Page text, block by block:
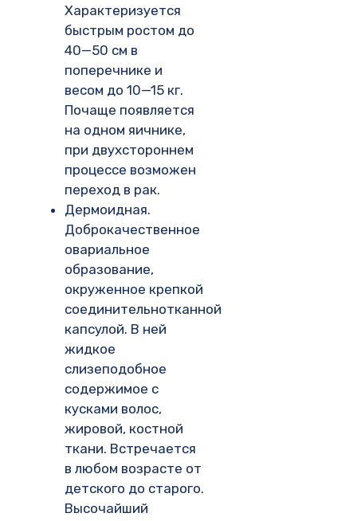
Характеризуется
быстрым ростом до
40—50 см в
поперечнике и
весом до 10—15 кг.
Почаще появляется
на одном яичнике,
при двухстороннем
процессе возможен
переход в рак.
Дермоидная.
Доброкачественное
овариальное
образование,
окруженное крепкой
соединительнотканной
капсулой. В ней
жидкое
слизеподобное
содержимое с
кусками волос,
жировой, костной
ткани. Встречается
в любом возрасте от
детского до старого.
Высочайший